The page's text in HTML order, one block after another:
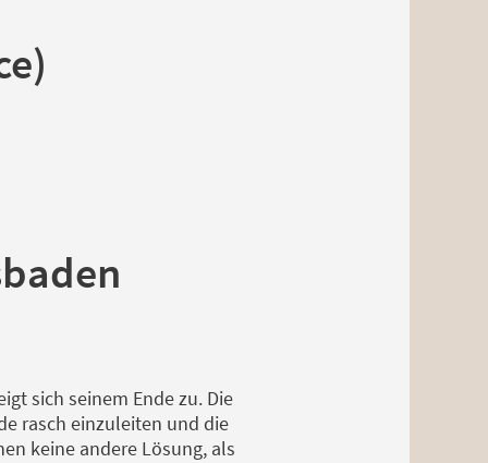
sich seinem Ende zu. Die
rasch einzuleiten und die
keine andere Lösung, als